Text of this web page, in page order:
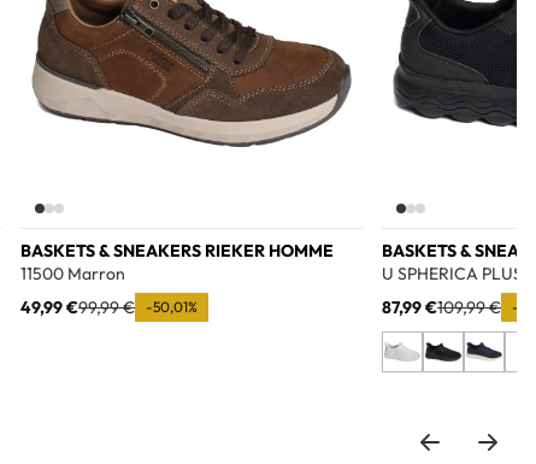
BASKETS & SNEAKERS RIEKER HOMME
11500 Marron
49,99 €99,99 € -50,01%
BASKETS &
U SPHERICA PLUS
87,99 €109,99 € -